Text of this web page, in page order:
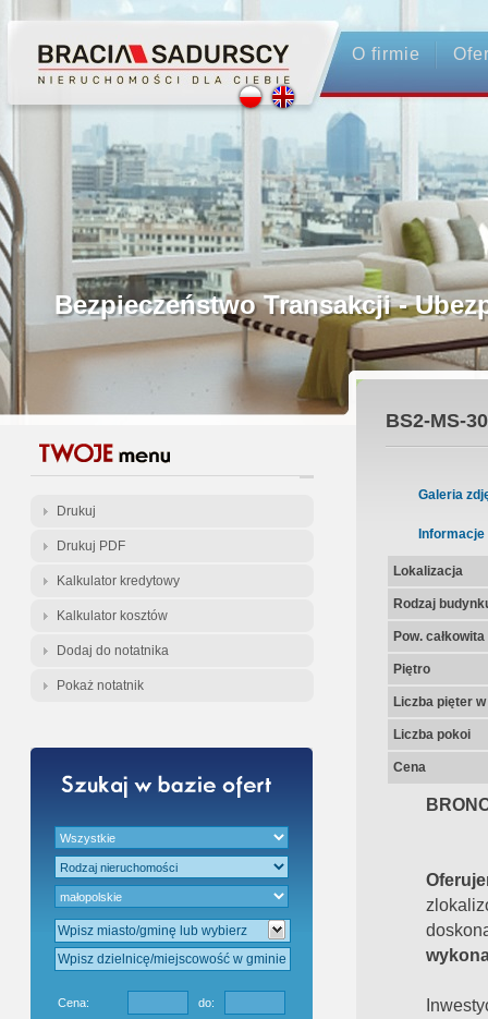
O firmie
Profesjonalne Pośrednictwo
Bezpieczeństwo Transakcji -
Licencjonowani Pośrednicy
Gwarancja Zwrotu Zadatku
Gratis - Przedwstępna Umowa
Drukuj
Drukuj PDF
Kalkulator kredytowy
Kalkulator kosztów
Dodaj do notatnika
Pokaż notatnik
Cena: do:
BS2-MS-
Galeria
Informacje
Lokalizacja
Rodzaj
Pow.
Piętro
Liczba pięter
Liczba pokoi
Cena